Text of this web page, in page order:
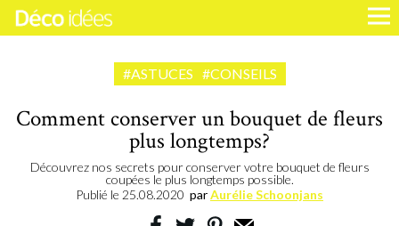
#ASTUCES #CONSEILS
Comment conserver un bouquet de fleurs
plus longtemps?
Découvrez nos secrets pour conserver votre bouquet de fleurs
coupées le plus longtemps possible.
Publié le 25.08.2020 parAurélie Schoonjans